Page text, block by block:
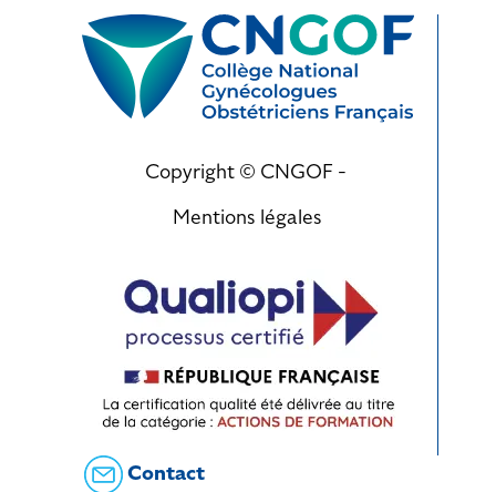
Copyright © CNGOF -
Mentions légales
Contact